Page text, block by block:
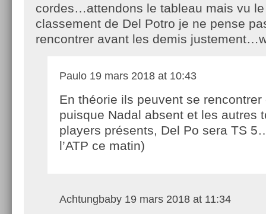
cordes…attendons le tableau mais vu
classement de Del Potro je ne pense
rencontrer avant les demis
Paulo 19 mars 2018 at 10:43
En théorie ils peuvent se rencontrer
puisque Nadal absent et les autres
players présents, Del Po sera TS
l’ATP ce matin)
Achtungbaby 19 mars 2018 at 11:34